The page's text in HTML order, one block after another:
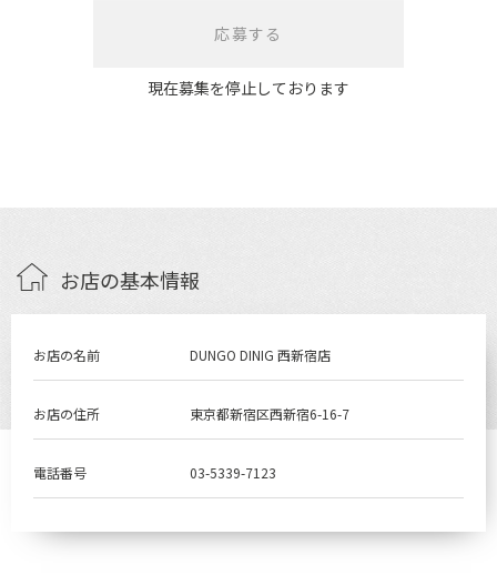
応募する
現在募集を停止しております
お店の基本情報
お店の名前 DUNGO DINIG 西新宿店
お店の住所 東京都新宿区西新宿6-16-7
電話番号 03-5339-7123